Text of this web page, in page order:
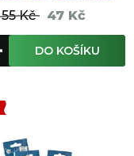
55 Kč 47 Kč
DO KOŠÍKU